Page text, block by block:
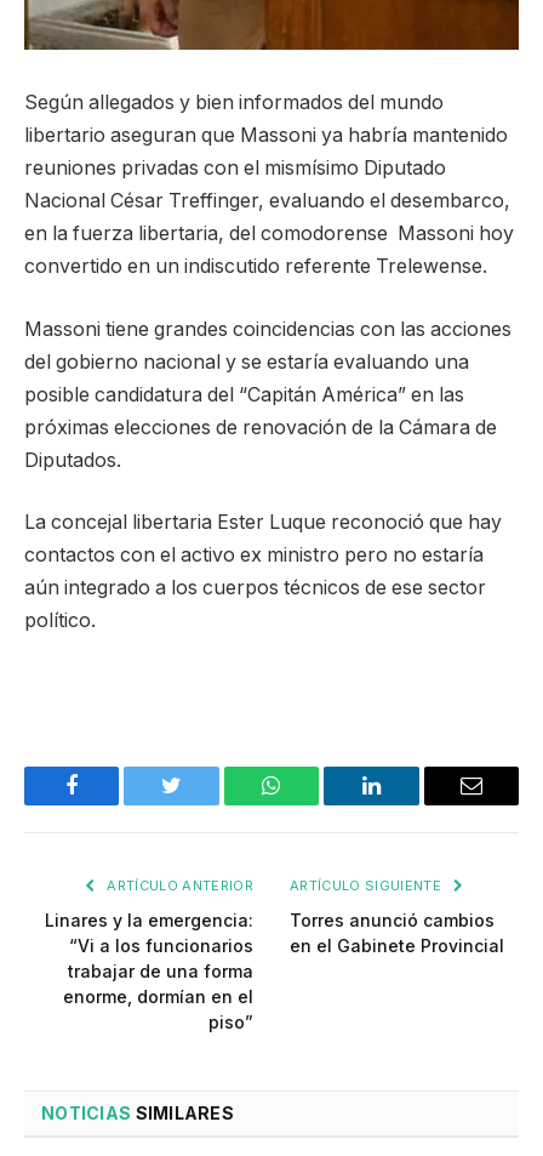
Según allegados y bien informados del mundo
libertario aseguran que Massoni ya habría mantenido
reuniones privadas con el mismísimo Diputado
Nacional César Treffinger, evaluando el desembarco,
en la fuerza libertaria, del comodorense Massoni hoy
convertido en un indiscutido referente Trelewense.
Massoni tiene grandes coincidencias con las acciones
del gobierno nacional y se estaría evaluando una
posible candidatura del “Capitán América” en las
próximas elecciones de renovación de la Cámara de
Diputados.
La concejal libertaria Ester Luque reconoció que hay
contactos con el activo ex ministro pero no estaría
aún integrado a los cuerpos técnicos de ese sector
político.
Facebook Twitter WhatsApp LinkedIn Email
ARTÍCULO ANTERIOR
Linares y la emergencia:
“Vi a los funcionarios
trabajar de una forma
enorme, dormían en el
piso”
ARTÍCULO SIGUIENTE
Torres anunció cambios
en el Gabinete Provincial
NOTICIAS SIMILARES